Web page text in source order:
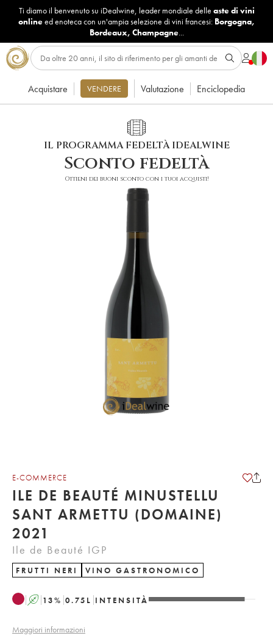
Ti diamo il benvenuto su iDealwine, leader mondiale delle aste di vini
onlineed enoteca con un'ampia selezione di vini francesi: Borgogna,
Bordeaux, Champagne...
Acquistare VENDERE Valutazione Enciclopedia
IL PROGRAMMA FEDELTÀ IDEALWINE
Sconto fedeltà
Ottieni dei buoni sconto con i tuoi acquisti!
E-COMMERCE
ILE DE BEAUTÉ MINUSTELLU
SANT ARMETTU (DOMAINE)
2021
Ile de Beauté IGP
FRUTTI NERI VINO GASTRONOMICO
A 13% 0.75 L INTENSITÀ
Maggiori informazioni